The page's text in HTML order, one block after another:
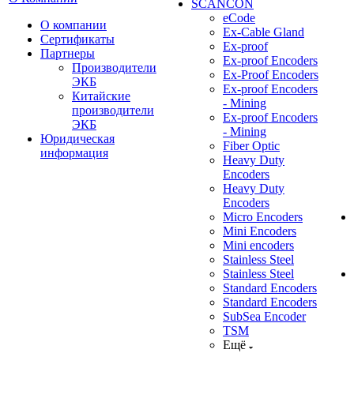
О компании
Сертификаты
Партнеры
Производители
ЭКБ
Китайские
производители
ЭКБ
Юридическая
информация
SCANCON
eCode
Ex-Cable Gland
Ex-proof
Ex-proof Encoders
Ex-Proof Encoders
Ex-proof Encoders
- Mining
Ex-proof Encoders
- Mining
Fiber Optic
Heavy Duty
Encoders
Heavy Duty
Encoders
Micro Encoders
Mini Encoders
Mini encoders
Stainless Steel
Stainless Steel
Standard Encoders
Standard Encoders
SubSea Encoder
TSM
Ещё